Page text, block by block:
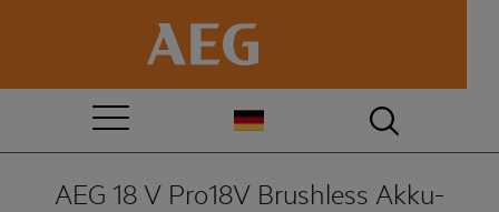
AEG 18 V Pro18V Brushless Akku-